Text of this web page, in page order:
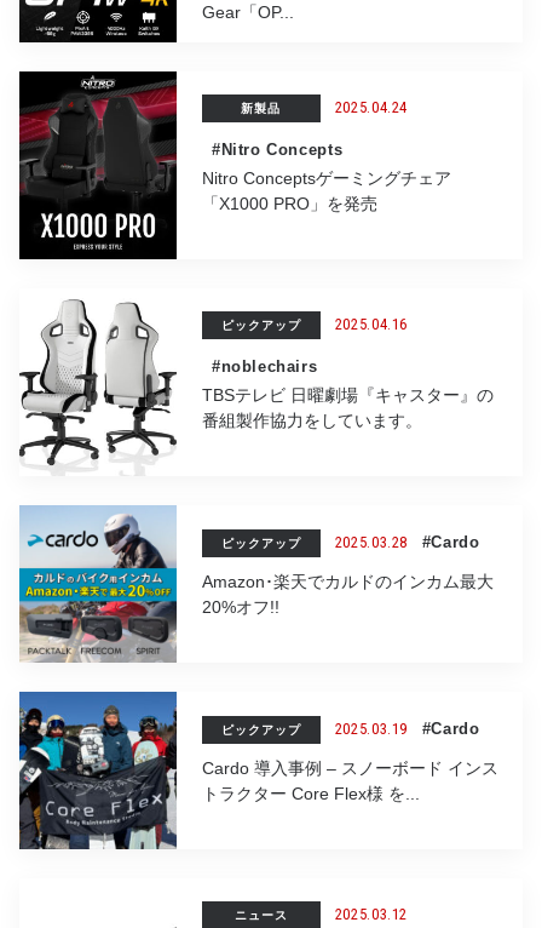
Gear「OP...
新製品 2025.04.24
#Nitro Concepts
Nitro Conceptsゲーミングチェア
「X1000 PRO」を発売
ピックアップ 2025.04.16
#noblechairs
TBSテレビ 日曜劇場『キャスター』の
番組製作協力をしています。
ピックアップ 2025.03.28 #Cardo
Amazon･楽天でカルドのインカム最大
20%オフ!!
ピックアップ 2025.03.19 #Cardo
Cardo 導入事例 – スノーボード インス
トラクター Core Flex様 を...
ニュース 2025.03.12